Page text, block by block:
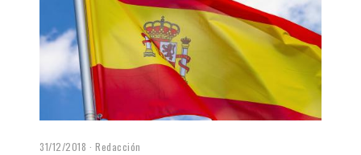
31/12/2018 Redacción